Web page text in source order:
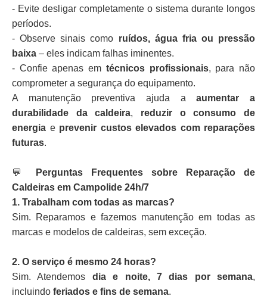
- Evite desligar completamente o sistema durante longos
períodos.
- Observe sinais como ruídos, água fria ou pressão
baixa – eles indicam falhas iminentes.
- Confie apenas em técnicos profissionais, para não
comprometer a segurança do equipamento.
A manutenção preventiva ajuda aaumentar a
durabilidade da caldeira, reduzir o consumo de
energia e prevenir custos elevados com reparações
futuras.
💬
Perguntas Frequentes sobre Reparação de
Caldeiras em Campolide 24h/7
1. Trabalham com todas as marcas?
Sim. Reparamos e fazemos manutenção em todas as
marcas e modelos de caldeiras, sem exceção.
2. O serviço é mesmo 24 horas?
Sim. Atendemos dia e noite, 7 dias por semana,
incluindo feriados e fins de semana.